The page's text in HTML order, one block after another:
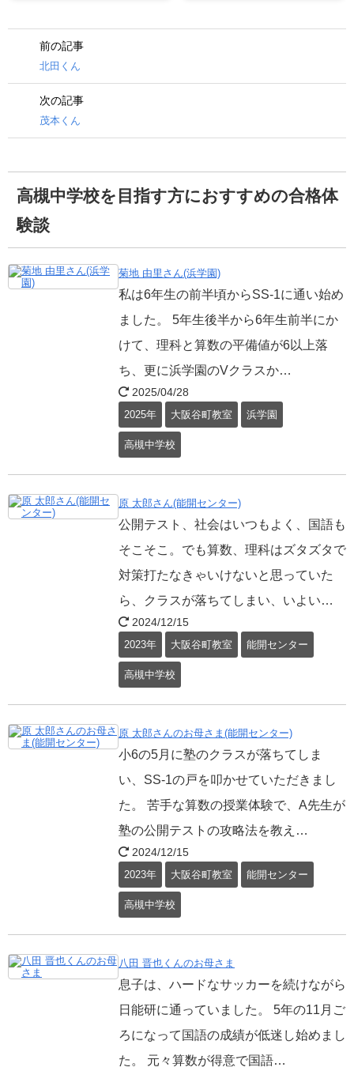
前の記事
北田くん
次の記事
茂本くん
高槻中学校を目指す方におすすめの合格体
験談
菊地 由里さん(浜学園)
私は6年生の前半頃からSS-1に通い始め
ました。 5年生後半から6年生前半にか
けて、理科と算数の平備値が6以上落
ち、更に浜学園のVクラスか…
2025/04/28
2025年 大阪谷町教室 浜学園
高槻中学校
原 太郎さん(能開センター)
公開テスト、社会はいつもよく、国語も
そこそこ。でも算数、理科はズタズタで
対策打たなきゃいけないと思っていた
ら、クラスが落ちてしまい、いよい…
2024/12/15
2023年 大阪谷町教室 能開センター
高槻中学校
原 太郎さんのお母さま(能開センター)
小6の5月に塾のクラスが落ちてしま
い、SS-1の戸を叩かせていただきまし
た。 苦手な算数の授業体験で、A先生が
塾の公開テストの攻略法を教え…
2024/12/15
2023年 大阪谷町教室 能開センター
高槻中学校
八田 晋也くんのお母さま
息子は、ハードなサッカーを続けながら
日能研に通っていました。 5年の11月ご
ろになって国語の成績が低迷し始めまし
た。 元々算数が得意で国語…